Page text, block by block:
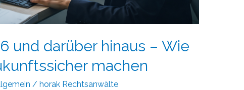
und darüber hinaus – Wie
machen
/ horak Rechtsanwälte